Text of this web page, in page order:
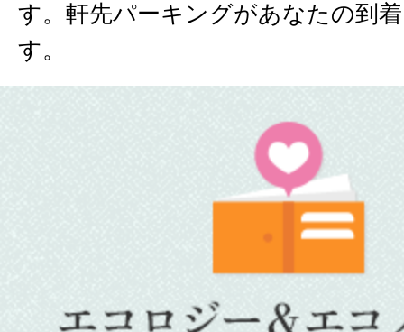
す。軒先パーキングがあなたの到
す。